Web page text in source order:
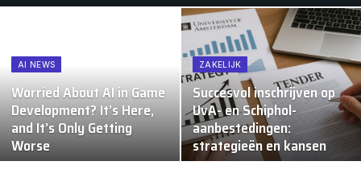
AI NEWS
Worried About AI in Game
Development? It’s Here,
and It’s Only Getting
Worse
ZAKELIJK
Succesvol inschrijven op
UvA- en Schiphol-
aanbestedingen:
strategieën en kansen